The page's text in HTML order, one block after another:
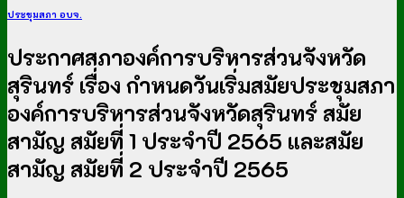
ประชุมสภา อบจ.
ประกาศสภาองค์การบริหารส่วนจังหวัด
สุรินทร์ เรื่อง กำหนดวันเริ่มสมัยประชุมสภา
องค์การบริหารส่วนจังหวัดสุรินทร์ สมัย
สามัญ สมัยที่ 1 ประจำปี 2565 และสมัย
สามัญ สมัยที่ 2 ประจำปี 2565